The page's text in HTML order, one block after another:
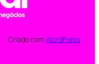
Criado com WordPress